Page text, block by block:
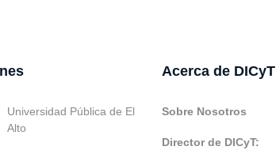
Universidad Pública de El
Alto
Acerca de DICyT
Sobre Nosotros
Director de DICyT: